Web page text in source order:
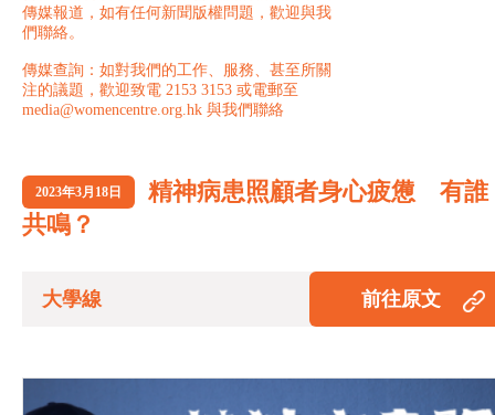
傳媒報道，如有任何新聞版權問題，歡迎與我
們聯絡。
傳媒查詢：如對我們的工作、服務、甚至所關
注的議題，歡迎致電 2153 3153 或電郵至
media@womencentre.org.hk 與我們聯絡
2023年3月18日
精神病患照顧者身心疲憊 有誰
共鳴？
大學線 前往原文